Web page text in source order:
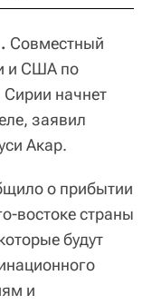
Совместный
и США по
начнет
заявил
Акар.
о прибытии
востоке страны
будут
и